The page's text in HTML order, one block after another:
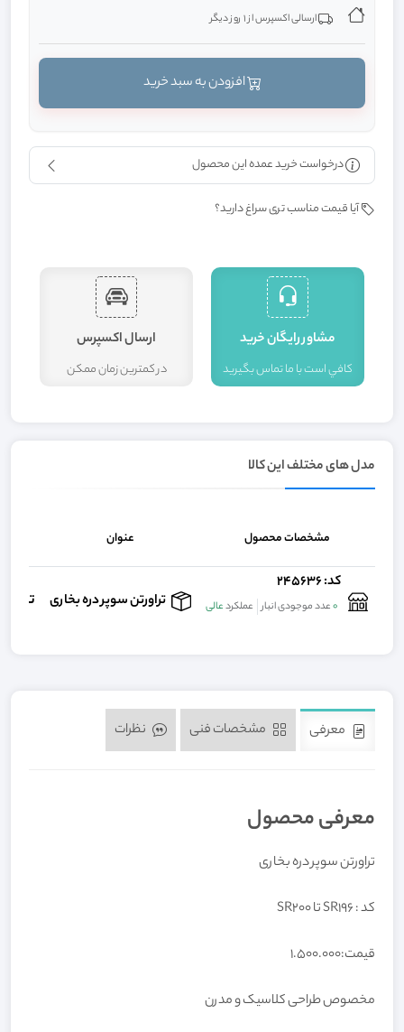
ارسالی اکسپرس از 1 روز دیگر
درخواست خرید عمده این محصول
آیا قیمت مناسب تری سراغ دارید؟
مشاور رايگان خريد
کافي است با ما تماس بگيريد
ارسال اکسپرس
در کمترين زمان ممکن
مدل های مختلف این کالا
مشخصات محصول عنوان
کد: 245636
0عدد موجودی انبار عملکردعالی تراورتن سوپر دره بخاری تماس
معرفی
معرفی محصول
تراورتن سوپر دره بخاری
کد : SR196 تا SR200
قیمت:1.500.000
مخصوص طراحی کلاسیک و مدرن